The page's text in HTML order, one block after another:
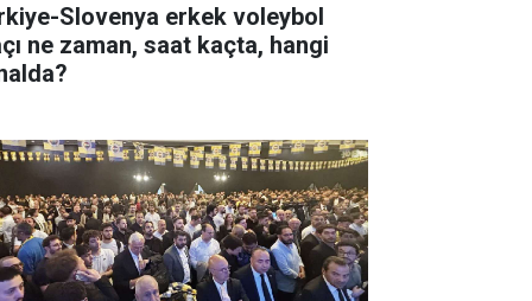
Slovenya erkek voleybol
ne zaman, saat kaçta, hangi